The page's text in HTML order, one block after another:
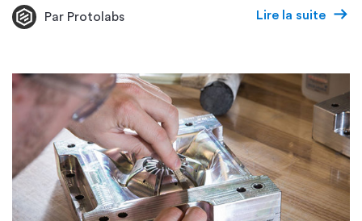
Par Protolabs Lire la suite